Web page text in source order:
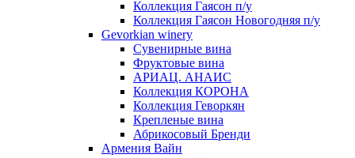
Коллекция Гаясон п/у
Коллекция Гаясон Новогодняя п/у
Gevorkian winery
Сувенирные вина
Фруктовые вина
АРИАЦ. АНАИС
Коллекция КОРОНА
Коллекция Геворкян
Крепленые вина
Абрикосовый Бренди
Армения Вайн